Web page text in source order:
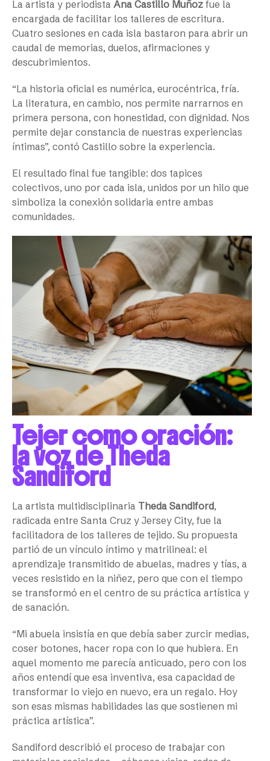
La artista y periodista Ana Castillo Muñoz fue la
encargada de facilitar los talleres de escritura.
Cuatro sesiones en cada isla bastaron para abrir un
caudal de memorias, duelos, afirmaciones y
descubrimientos.
“La historia oficial es numérica, eurocéntrica, fría.
La literatura, en cambio, nos permite narrarnos en
primera persona, con honestidad, con dignidad. Nos
permite dejar constancia de nuestras experiencias
íntimas”, contó Castillo sobre la experiencia.
El resultado final fue tangible: dos tapices
colectivos, uno por cada isla, unidos por un hilo que
simboliza la conexión solidaria entre ambas
comunidades.
Tejer como oración:
la voz de Theda
Sandiford
La artista multidisciplinaria Theda Sandiford,
radicada entre Santa Cruz y Jersey City, fue la
facilitadora de los talleres de tejido. Su propuesta
partió de un vínculo íntimo y matrilineal: el
aprendizaje transmitido de abuelas, madres y tías, a
veces resistido en la niñez, pero que con el tiempo
se transformó en el centro de su práctica artística y
de sanación.
“Mi abuela insistía en que debía saber zurcir medias,
coser botones, hacer ropa con lo que hubiera. En
aquel momento me parecía anticuado, pero con los
años entendí que esa inventiva, esa capacidad de
transformar lo viejo en nuevo, era un regalo. Hoy
son esas mismas habilidades las que sostienen mi
práctica artística”.
Sandiford describió el proceso de trabajar con